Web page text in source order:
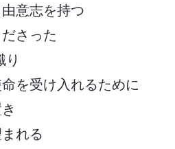
意志を持つ
さった
り
を受け入れるために
れる